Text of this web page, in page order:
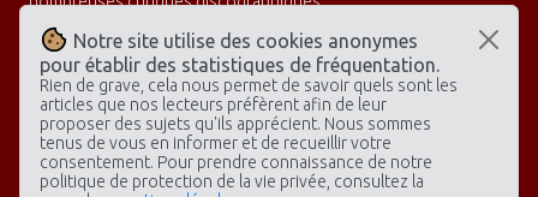
Notre site utilise des cookies anonymes
pour établir des statistiques de fréquentation.
Rien de grave, cela nous permet de savoir quels sont les
articles que nos lecteurs préfèrent afin de leur
proposer des sujets qu'ils apprécient. Nous sommes
tenus de vous en informer et de recueillir votre
consentement. Pour prendre connaissance de notre
politique de protection de la vie privée, consultez la
privés, des rencontres avec des artistes et de nombreux
voyages à la découverte des plus grandes scènes lyriques.
Rubriques
Opéras
Archives
Spectacles
Général
Accueil